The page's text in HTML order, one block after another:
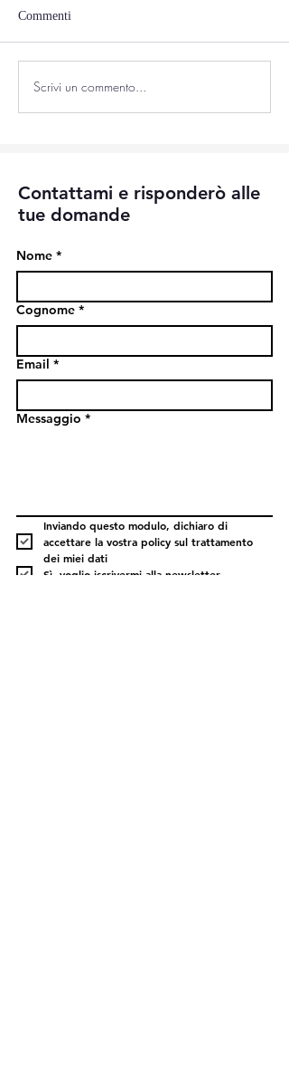
Commenti
Scrivi un commento...
Contattami e risponderò alle
tue domande
Nome *
Cognome *
Email *
Messaggio *
Inviando questo modulo, dichiaro di
accettare la vostra policy sul trattamento
dei miei dati
Sì, voglio iscrivermi alla newsletter.